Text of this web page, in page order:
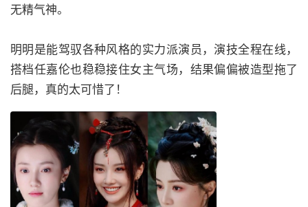
无精气神。
明明是能驾驭各种风格的实力派演员，演技全程在线，
搭档任嘉伦也稳稳接住女主气场，结果偏偏被造型拖了
后腿，真的太可惜了！